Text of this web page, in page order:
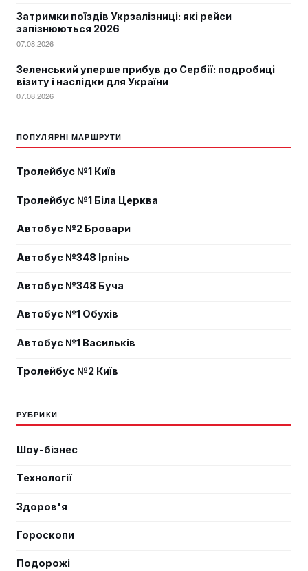
Затримки поїздів Укрзалізниці: які рейси
запізнюються 2026
07.08.2026
Зеленський уперше прибув до Сербії: подробиці
візиту і наслідки для України
07.08.2026
ПОПУЛЯРНІ МАРШРУТИ
Тролейбус №1 Київ
Тролейбус №1 Біла Церква
Автобус №2 Бровари
Автобус №348 Ірпінь
Автобус №348 Буча
Автобус №1 Обухів
Автобус №1 Васильків
Тролейбус №2 Київ
РУБРИКИ
Шоу-бізнес
Технології
Здоров'я
Гороскопи
Подорожі